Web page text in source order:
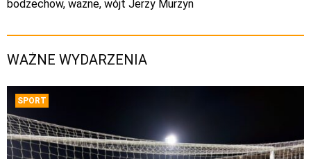
bodzechow, wazne, wójt Jerzy Murzyn
WAŻNE WYDARZENIA
SPORT